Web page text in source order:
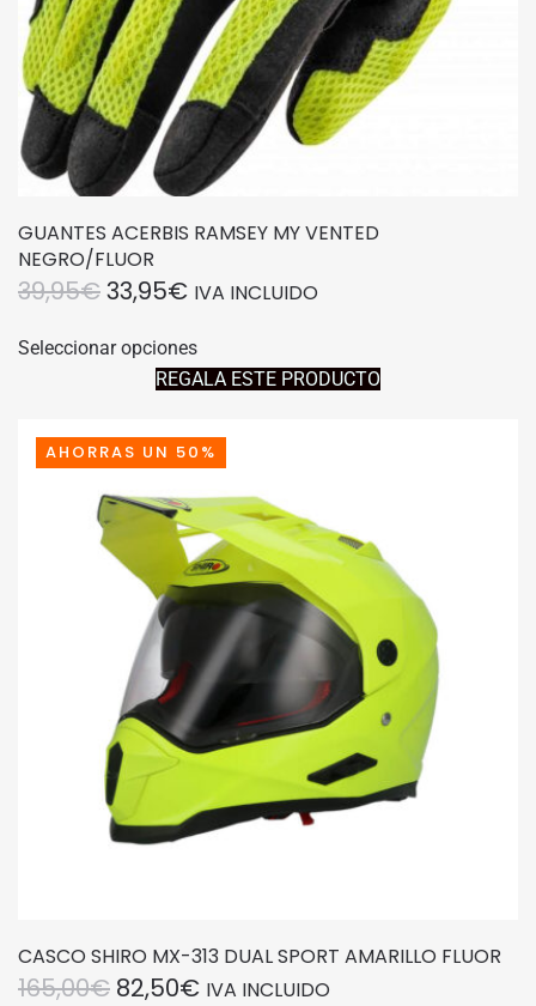
producto
GUANTES ACERBIS RAMSEY MY VENTED
NEGRO/FLUOR
39,95€EL
ORIGINAL
39,95€.
33,95€EL
ACTUAL
ES:
33,95€.
IVA INCLUIDO
Seleccionar opcionesproducto
tiene
variantes.
opciones
se
pueden
elegir
la
página
de
producto
REGALA ESTE PRODUCTO
AHORRAS UN 50%
CASCO SHIRO MX-313 DUAL SPORT AMARILLO FLUOR
165,00€ EL
82,50€EL
IVA INCLUIDO